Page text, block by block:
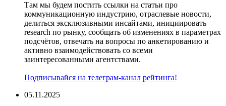
Там мы будем постить ссылки на статьи про
коммуникационную индустрию, отраслевые новости,
делиться эксклюзивными инсайтами, инициировать
research по рынку, сообщать об изменениях в параметрах
подсчётов, отвечать на вопросы по анкетированию и
активно взаимодействовать со всеми
заинтересованными агентствами.
Подписывайся на телеграм-канал рейтинга!
05.11.2025